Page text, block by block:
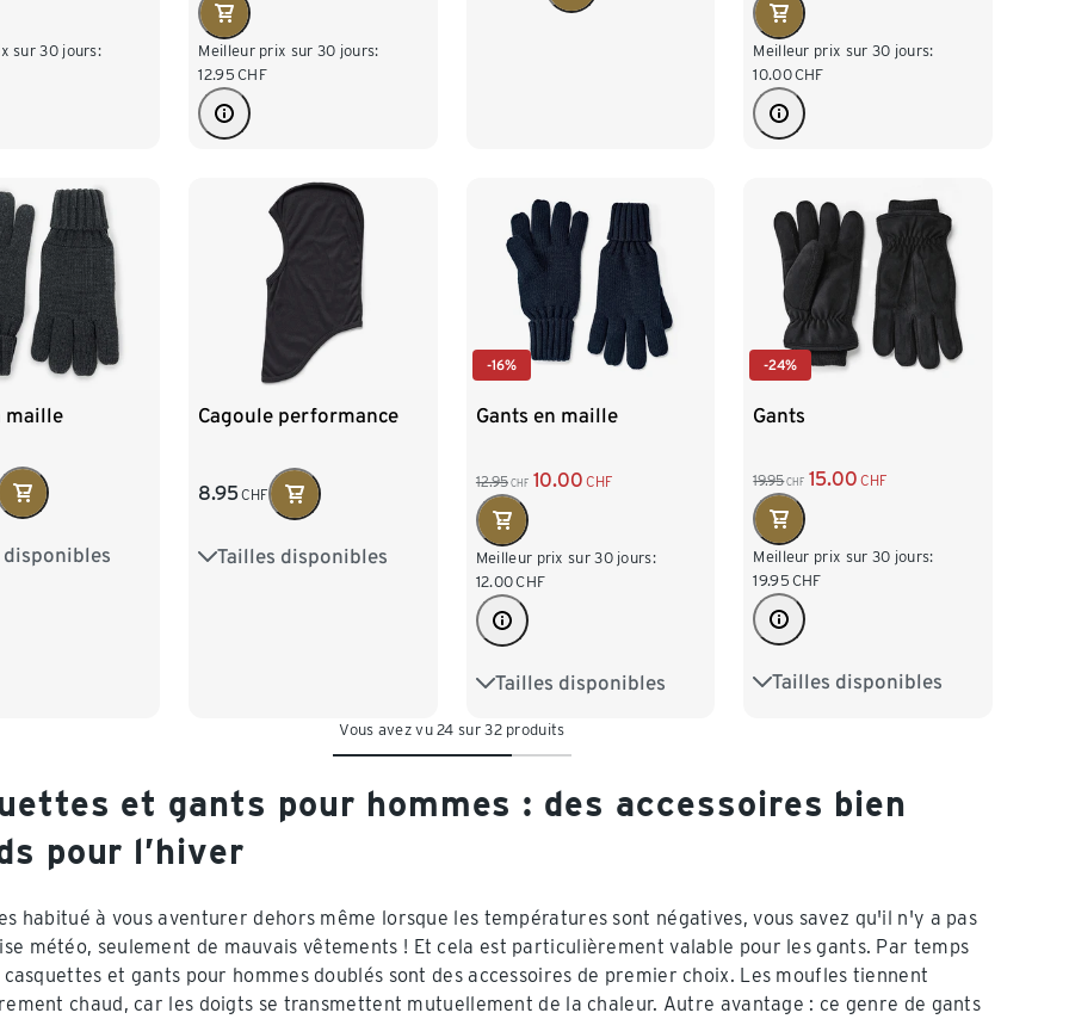
sur 30 jours:
Meilleur prix sur 30 jours:
12.95 CHF
Meilleur prix sur 30 jours:
10.00CHF
maille
disponibles
10
Cagoule performance
8.95CHF
Tailles disponibles
S M L
-16%
Gants en maille
12.95 CHF 10.00 CHF
Meilleur prix sur 30 jours:
12.00CHF
Tailles disponibles
8,5 9,5 10
-24%
Gants
19.95 CHF 15.00 CHF
Meilleur prix sur 30 jours:
19.95 CHF
Tailles disponibles
8,5 9,5 10
Vous avez vu 24 sur 32 produits
et gants pour hommes : des accessoires bien
pour l’hiver
habitué à vous aventurer dehors même lorsque les températures sont négatives, vous savez qu'il n'y a pas
météo, seulement de mauvais vêtements ! Et cela est particulièrement valable pour les gants. Par temps
et gants pour hommes doublés sont des accessoires de premier choix. Les moufles tiennent
chaud, car les doigts se transmettent mutuellement de la chaleur. Autre avantage : ce genre de gants